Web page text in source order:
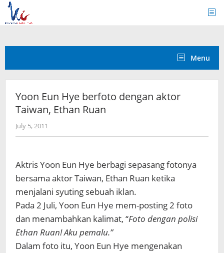
Skip
content
Menu
Yoon Eun Hye berfoto dengan aktor
Taiwan, Ethan Ruan
July 5, 2011
Koreanindo
Aktris Yoon Eun Hye berbagi sepasang fotonya
bersama aktor Taiwan, Ethan Ruan ketika
menjalani syuting sebuah iklan.
Pada 2 Juli, Yoon Eun Hye mem-posting 2 foto
dan menambahkan kalimat, “Foto dengan polisi
Ethan Ruan! Aku pemalu.”
Dalam foto itu, Yoon Eun Hye mengenakan